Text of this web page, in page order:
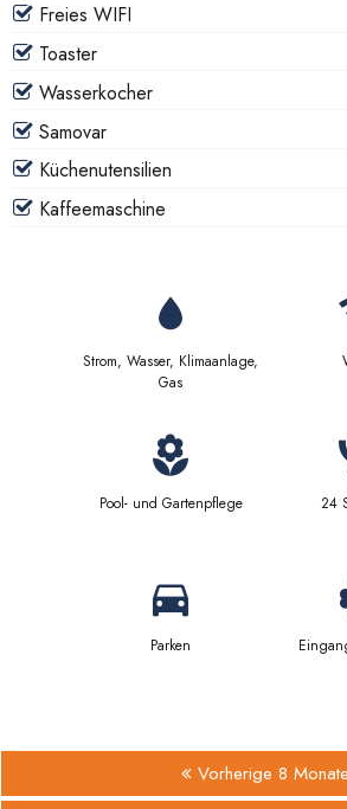
Freies WIFI
Toaster
Wasserkocher
Samovar
Küchenutensilien
Kaffeemaschine
Strom, Wasser, Klimaanlage,
Gas
Pool- und Gartenpflege 24
Parken
Vorherige 8 Monate